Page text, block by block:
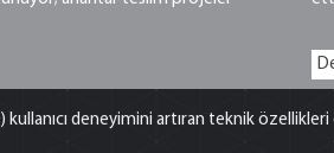
deneyimini artıran teknik